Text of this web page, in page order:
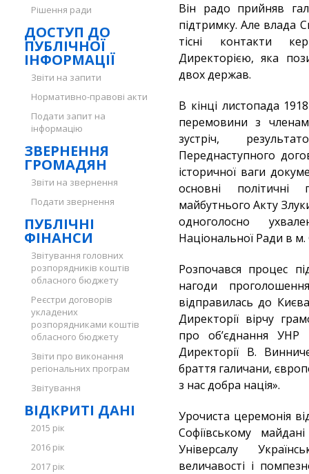
Рішення ради
ДОСТУП ДО
ПУБЛІЧНОЇ
ІНФОРМАЦІЇ
Звіти на запити
Нормативно-правові акти
Подати запит на
інформацію
ЗВЕРНЕННЯ
ГРОМАДЯН
Звіти на звернення
Подати звернення
ПУБЛІЧНІ
ФІНАНСИ
Звітування головних
розпорядників коштів
обласного бюджету
Реєстри договорів
укладених
розпорядниками коштів
обласного бюджету
Звіти про виконання
регіональних програм
Звітування
ВІДКРИТІ ДАНІ
2015 рік
2016 рік
2017 рік
Він радо прийняв
підтримку. Але влада
тісні контакти
Директорією, яка
двох держав.
В кінці листопада
перемовини з
зустріч,
Переднаступного
історичної ваги
основні
майбутнього Акту
одноголосно
Національної Ради в м.
Розпочався процес
нагоди
відправилась до
Директорії вірчу
про об’єднання
Директорії В.
браття галичани,
з нас добра нація».
Урочиста церемонія
Софіївському
Універсалу
величавості і